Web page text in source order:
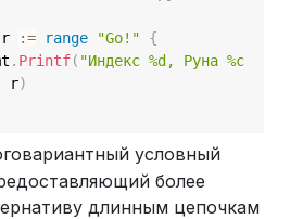
r := range "Go!"
{
. Printf( "Индекс %d, Руна %c
r)
условный
более
длинным цепочкам